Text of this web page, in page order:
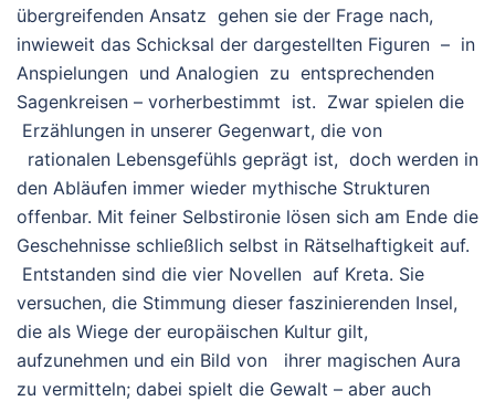
übergreifenden Ansatz gehen sie der Frage nach,
inwieweit das Schicksal der dargestellten Figuren – in
Anspielungen und Analogien zu entsprechenden
Sagenkreisen – vorherbestimmt ist. Zwar spielen die
Erzählungen in unserer Gegenwart, die von
rationalen Lebensgefühls geprägt ist, doch werden in
den Abläufen immer wieder mythische Strukturen
offenbar. Mit feiner Selbstironie lösen sich am Ende die
Geschehnisse schließlich selbst in Rätselhaftigkeit auf.
Entstanden sind die vier Novellen auf Kreta. Sie
versuchen, die Stimmung dieser faszinierenden Insel,
die als Wiege der europäischen Kultur gilt,
aufzunehmen und ein Bild von ihrer magischen Aura
zu vermitteln; dabei spielt die Gewalt – aber auch